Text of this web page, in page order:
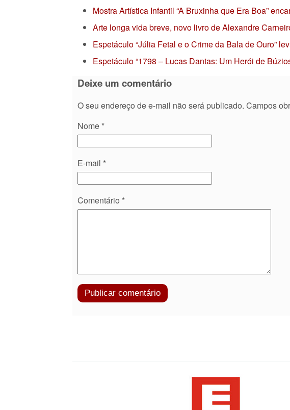
Mostra Artística Infantil “A Bruxinha que Era Boa”
Arte longa vida breve, novo livro de Alexandre
Espetáculo “Júlia Fetal e o Crime da Bala de Ouro”
Espetáculo “1798 – Lucas Dantas: Um Herói de
Deixe um comentário
O seu endereço de e-mail não será publicado. Campos
Nome *
E-mail *
Comentário *